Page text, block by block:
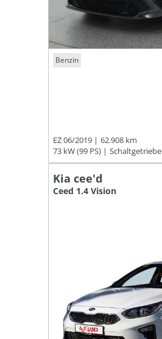
Benzin
EZ 06/2019
62.908 km
73 kW (99 PS)
Schaltgetriebe
Kia cee'd
Ceed 1.4 Vision